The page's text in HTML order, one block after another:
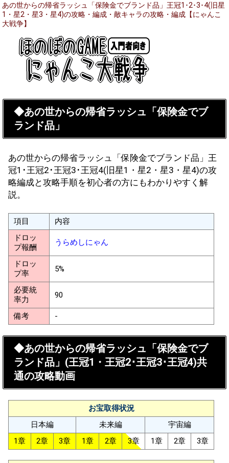
あの世からの帰省ラッシュ「保険金でブランド品」王冠1･2･3･4(旧星
1・星2・星3・星4)の攻略・編成・敵キャラの攻略・編成【にゃんこ
大戦争】
◆あの世からの帰省ラッシュ「保険金でブ
ランド品」
あの世からの帰省ラッシュ「保険金でブランド品」王
冠1･王冠2･王冠3･王冠4(旧星1・星2・星3・星4)の攻
略編成と攻略手順を初心者の方にもわかりやすく解
説。
項目
内容
ドロッ
プ報酬
うらめしにゃん
ドロッ
プ率
5%
必要統
率力
90
備考 -
◆あの世からの帰省ラッシュ「保険金でブ
ランド品」(王冠1・王冠2･王冠3･王冠4)共
通の攻略動画
お宝取得状況
日本編
未来編
宇宙編
1章
2章 3章 1章 2章 3章 1章 2章 3章